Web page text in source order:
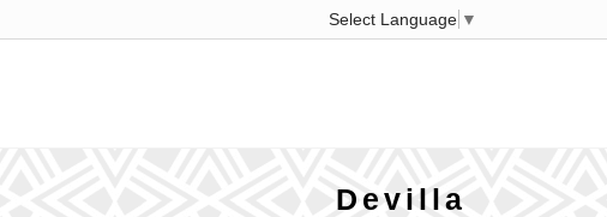
Select Language ▼
Devilla